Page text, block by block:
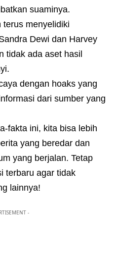
suaminya.
terus menyelidiki
Dewi dan Harvey
tidak ada aset hasil
dengan hoaks yang
dari sumber yang
fakta ini, kita bisa lebih
yang beredar dan
yang berjalan. Tetap
terbaru agar tidak
lainnya!
-